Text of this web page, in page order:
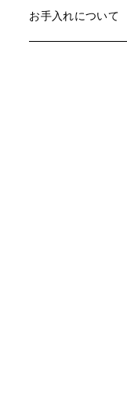
お手入れについて